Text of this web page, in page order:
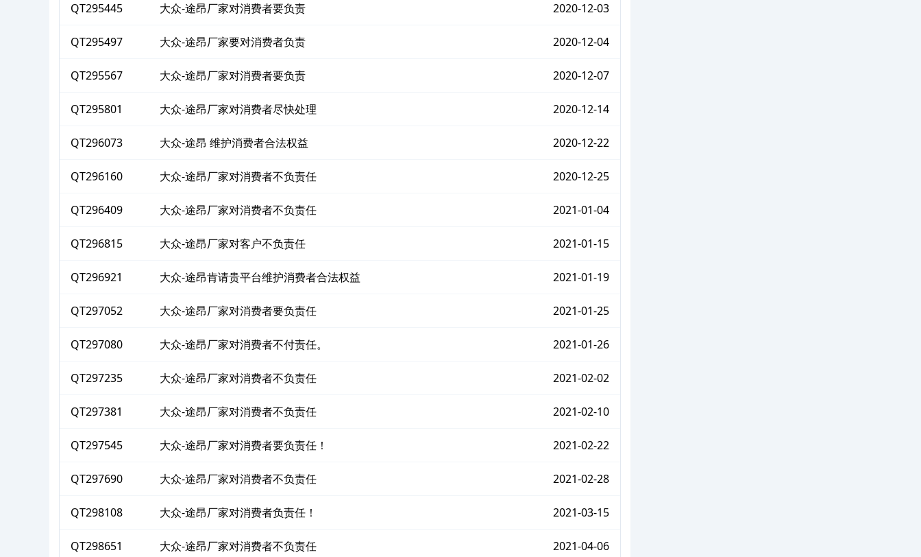
QT295445 大众-途昂厂家对消费者要负责 2020-12-03
QT295497 大众-途昂厂家要对消费者负责 2020-12-04
QT295567 大众-途昂厂家对消费者要负责 2020-12-07
QT295801 大众-途昂厂家对消费者尽快处理 2020-12-14
QT296073 大众-途昂 维护消费者合法权益 2020-12-22
QT296160 大众-途昂厂家对消费者不负责任 2020-12-25
QT296409 大众-途昂厂家对消费者不负责任 2021-01-04
QT296815 大众-途昂厂家对客户不负责任 2021-01-15
QT296921 大众-途昂肯请贵平台维护消费者合法权益 2021-01-19
QT297052 大众-途昂厂家对消费者要负责任 2021-01-25
QT297080 大众-途昂厂家对消费者不付责任。 2021-01-26
QT297235 大众-途昂厂家对消费者不负责任 2021-02-02
QT297381 大众-途昂厂家对消费者不负责任 2021-02-10
QT297545 大众-途昂厂家对消费者要负责任！ 2021-02-22
QT297690 大众-途昂厂家对消费者不负责任 2021-02-28
QT298108 大众-途昂厂家对消费者负责任！ 2021-03-15
QT298651 大众-途昂厂家对消费者不负责任 2021-04-06